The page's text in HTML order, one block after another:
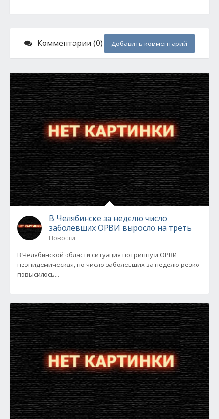
Комментарии (0) Добавить комментарий
В Челябинске за неделю число
заболевших ОРВИ выросло на треть
Новости
В Челябинской области ситуация по гриппу и ОРВИ
неэпидемическая, но число заболевших за неделю резко
повысилось...